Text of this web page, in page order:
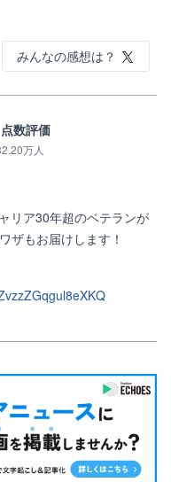
みんなの感想は？
数評価
万人
リア30年超のベテランが
ザもお届けします！